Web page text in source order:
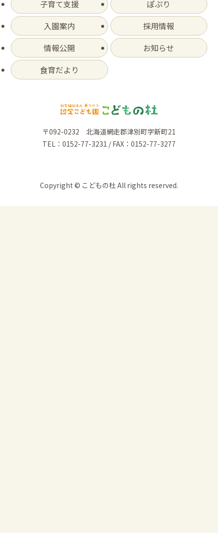
子育て支援
ぽぷり
入園案内
採用情報
情報公開
お知らせ
食育だより
〒092-0232 北海道網走郡津別町字新町21
TEL：0152-77-3231 / FAX：0152-77-3277
Copyright © こどもの杜 All rights reserved.